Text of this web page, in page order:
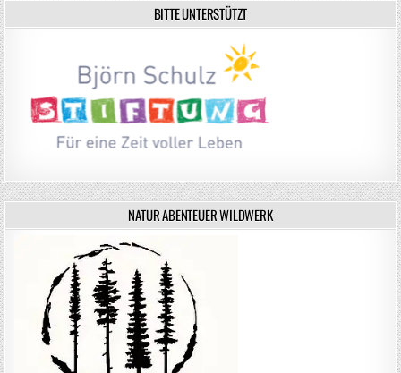
BITTE UNTERSTÜTZT
NATUR ABENTEUER WILDWERK